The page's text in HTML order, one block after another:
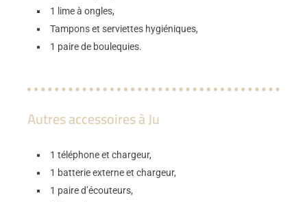
1 lime à ongles,
Tampons et serviettes hygiéniques,
1 paire de boulequies.
Autres accessoires à Ju
1 téléphone et chargeur,
1 batterie externe et chargeur,
1 paire d’écouteurs,